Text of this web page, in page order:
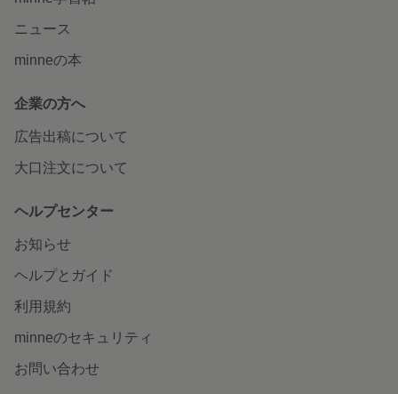
ニュース
minneの本
企業の方へ
広告出稿について
大口注文について
ヘルプセンター
お知らせ
ヘルプとガイド
利用規約
minneのセキュリティ
お問い合わせ